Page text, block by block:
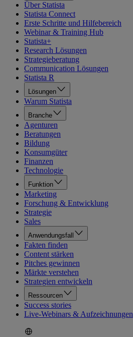
Über Statista
Statista Connect
Erste Schritte und Hilfebereich
Webinar & Training Hub
Statista+
Research Lösungen
Strategieberatung
Communication Lösungen
Statista R
Lösungen
Warum Statista
Branche
Agenturen
Beratungen
Bildung
Konsumgüter
Finanzen
Technologie
Funktion
Marketing
Forschung & Entwicklung
Strategie
Sales
Anwendungsfall
Fakten finden
Content stärken
Pitches gewinnen
Märkte verstehen
Strategien entwickeln
Ressourcen
Success stories
Live-Webinars & Aufzeichnungen